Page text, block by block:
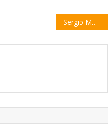
Sergio Massa presentó las nuevas medidas luego de asumir como superministro